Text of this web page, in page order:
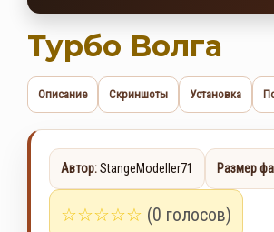
Турбо Волга
Описание Скриншоты Установка
Автор:StangeModeller71 Размер
☆☆☆☆☆ (0 голосов)